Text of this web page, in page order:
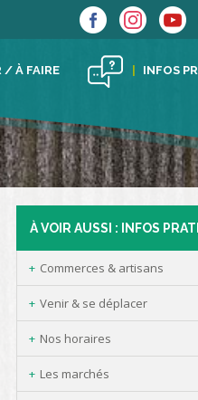
/ À FAIRE INFOS
À VOIR AUSSI : INFOS
Commerces & artisans
Venir & se déplacer
Nos horaires
Les marchés